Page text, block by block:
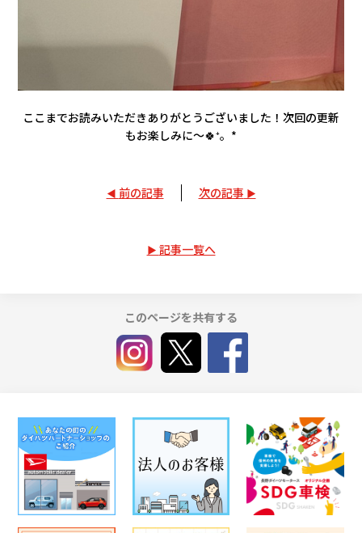
ここまでお読みいただきありがとうございました！次回の更新
もお楽しみに～🍀⁺。*
前の記事 次の記事
記事一覧へ
このページを共有する